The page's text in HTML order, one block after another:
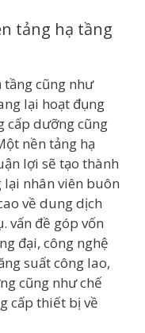
tảng hạ tầng
cũng như
lại hoạt đụng
cấp dưỡng cũng
nền tảng hạ
lợi sẽ tạo thành
nhân viên buôn
về dung dịch
vấn đề góp vốn
đại, công nghệ
suất công lao,
cũng như chế
cấp thiết bị về